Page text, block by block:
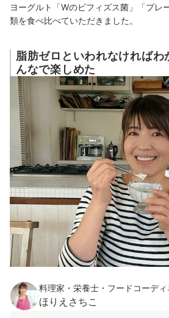
ヨーグルト「Wのビフィズス菌」「プレ
類を食べ比べていただきました。
脂肪ゼロといわれなければわ
んなで楽しめた
料理家・栄養士・フードコーデ
ほりえさちこ